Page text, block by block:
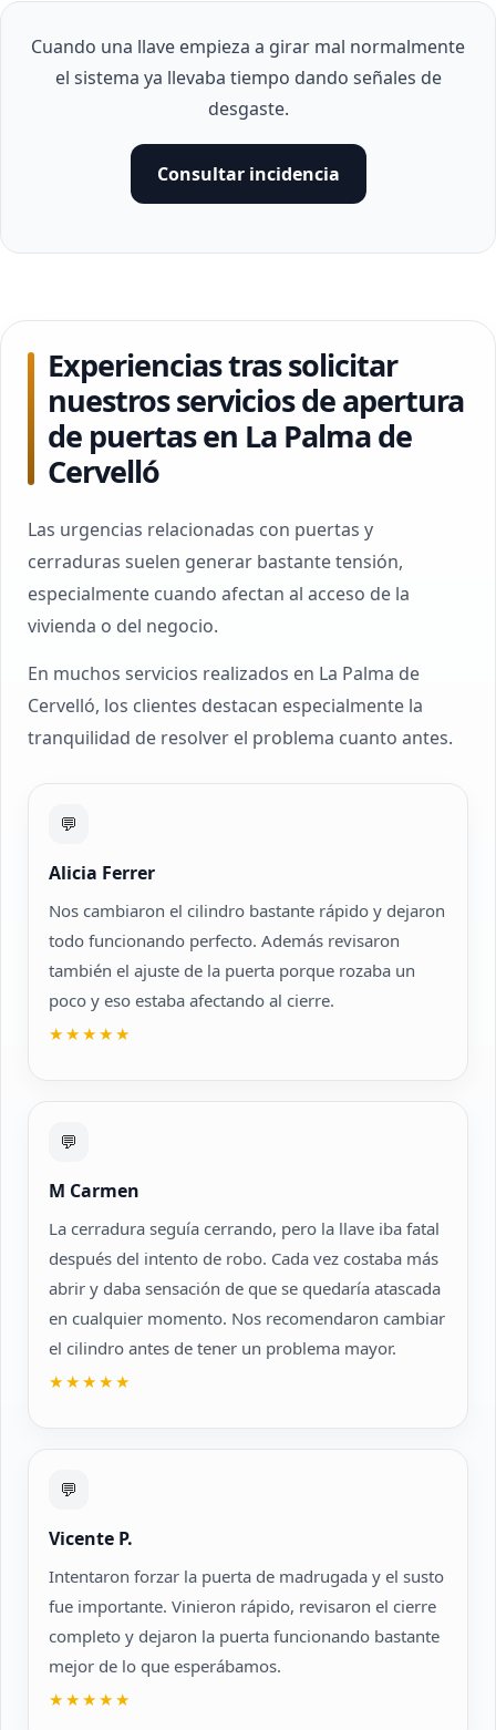
Cuando una llave empieza a girar mal normalmente
el sistema ya llevaba tiempo dando señales de
desgaste.
Consultar incidencia
Experiencias tras solicitar
nuestros servicios de apertura
de puertas en La Palma de
Cervelló
Las urgencias relacionadas con puertas y
cerraduras suelen generar bastante tensión,
especialmente cuando afectan al acceso de la
vivienda o del negocio.
En muchos servicios realizados en La Palma de
Cervelló, los clientes destacan especialmente la
tranquilidad de resolver el problema cuanto antes.
💬
Alicia Ferrer
Nos cambiaron el cilindro bastante rápido y dejaron
todo funcionando perfecto. Además revisaron
también el ajuste de la puerta porque rozaba un
poco y eso estaba afectando al cierre.
★★★★★
💬
M Carmen
La cerradura seguía cerrando, pero la llave iba fatal
después del intento de robo. Cada vez costaba más
abrir y daba sensación de que se quedaría atascada
en cualquier momento. Nos recomendaron cambiar
el cilindro antes de tener un problema mayor.
★★★★★
💬
Vicente P.
Intentaron forzar la puerta de madrugada y el susto
fue importante. Vinieron rápido, revisaron el cierre
completo y dejaron la puerta funcionando bastante
mejor de lo que esperábamos.
★★★★★